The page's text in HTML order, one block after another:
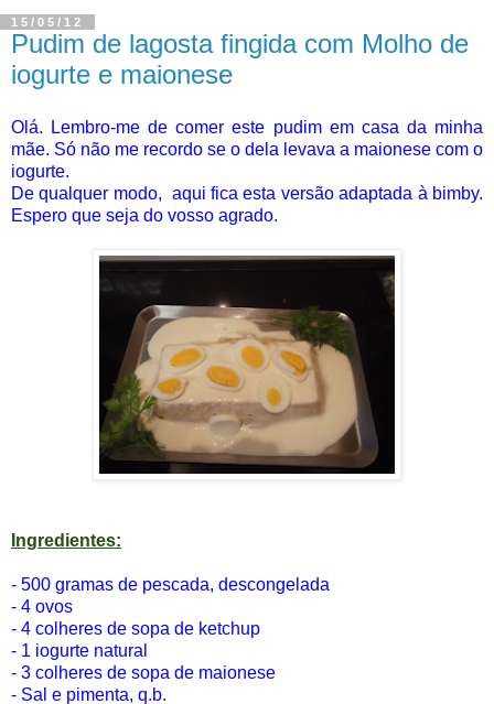
15/05/12
Pudim de lagosta fingida com Molho de
iogurte e maionese
Olá. Lembro-me de comer este pudim em casa da minha
mãe. Só não me recordo se o dela levava a maionese com o
iogurte.
De qualquer modo, aqui fica esta versão adaptada à bimby.
Espero que seja do vosso agrado.
Ingredientes:
- 500 gramas de pescada, descongelada
- 4 ovos
- 4 colheres de sopa de ketchup
- 1 iogurte natural
- 3 colheres de sopa de maionese
- Sal e pimenta, q.b.